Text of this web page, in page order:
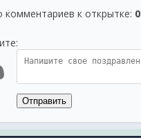
комментариев к открытке: 0
Отправить